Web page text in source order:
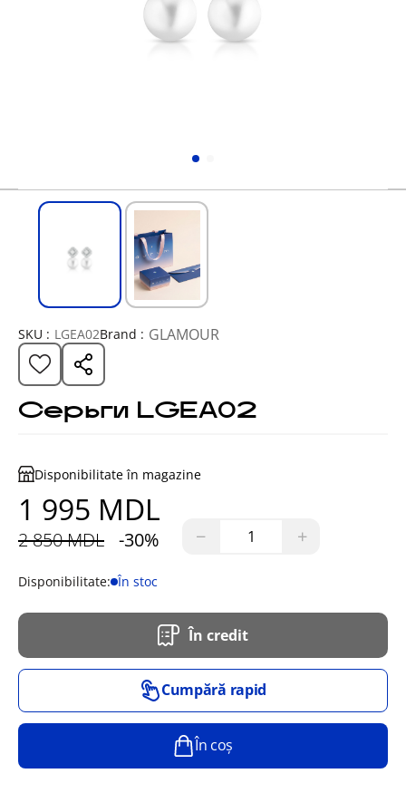
SKU : LGEA02Brand : GLAMOUR
Серьги LGEA02
Disponibilitate în magazine
1 995 MDL
2 850 MDL -30% − +
Disponibilitate: În stoc
În credit
Cumpără rapid
În coș